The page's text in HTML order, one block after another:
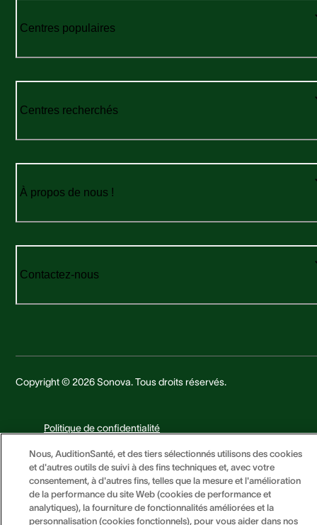
Centres populaires
Centres recherchés
À propos de nous !
Contactez-nous
Copyright © 2026 Sonova. Tous droits réservés.
Politique de confidentialité
Cookies
Documents légaux
Nous, AuditionSanté, et des tiers sélectionnés utilisons des cookies
et d'autres outils de suivi à des fins techniques et, avec votre
consentement, à d'autres fins, telles que la mesure et l'amélioration
de la performance du site Web (cookies de performance et
analytiques), la fourniture de fonctionnalités améliorées et la
personnalisation (cookies fonctionnels), pour vous aider dans nos